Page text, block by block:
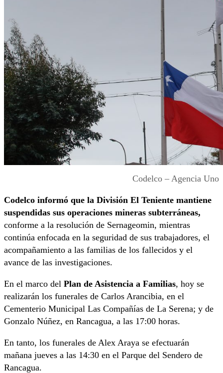
Codelco – Agencia Uno
Codelco informó que la División El Teniente mantiene
suspendidas sus operaciones mineras subterráneas,
conforme a la resolución de Sernageomin, mientras
continúa enfocada en la seguridad de sus trabajadores, el
acompañamiento a las familias de los fallecidos y el
avance de las investigaciones.
En el marco del Plan de Asistencia a Familias, hoy se
realizarán los funerales de Carlos Arancibia, en el
Cementerio Municipal Las Compañías de La Serena; y de
Gonzalo Núñez, en Rancagua, a las 17:00 horas.
En tanto, los funerales de Alex Araya se efectuarán
mañana jueves a las 14:30 en el Parque del Sendero de
Rancagua.